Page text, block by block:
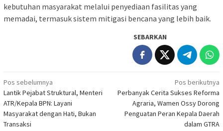
kebutuhan masyarakat melalui penyediaan fasilitas yang
memadai, termasuk sistem mitigasi bencana yang lebih baik.
SEBARKAN
Navigasi
pos
Pos sebelumnya
Lantik Pejabat Struktural, Menteri
ATR/Kepala BPN: Layani
Masyarakat dengan Hati, Bukan
Transaksi
Pos berikutnya
Perbanyak Cerita Sukses Reforma
Agraria, Wamen Ossy Dorong
Penguatan Peran Kepala Daerah
dalam GTRA